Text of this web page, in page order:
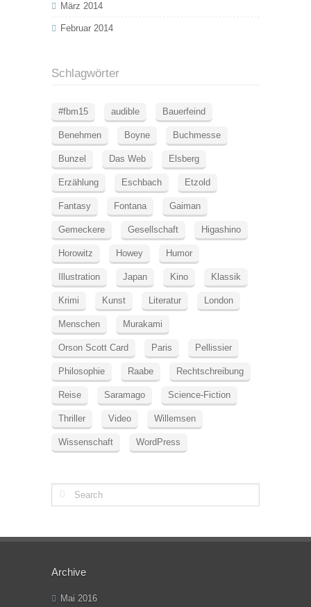
März 2014
Februar 2014
Schlagwörter
#fbm15 audible Bauerfeind
Benehmen Boyne Buchmesse
Bunzel Das Web Elsberg
Erzählung Eschbach Etzold
Fantasy Fontana Gaiman
Gemeckere Gesellschaft Higashino
Horowitz Howey Humor
Illustration Japan Kino Klassik
Krimi Kunst Literatur London
Menschen Murakami
Orson Scott Card Paris Pellissier
Philosophie Raabe Rechtschreibung
Reise Saramago Science-Fiction
Thriller Video Willemsen
Wissenschaft WordPress
Archive
Mai 2016